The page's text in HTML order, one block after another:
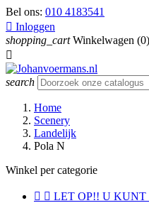
Bel ons: 010 4183541
 Inloggen
shopping_cart Winkelwagen (0)

search
Home
Scenery
Landelijk
Pola N
Winkel per categorie
  LET OP!! U